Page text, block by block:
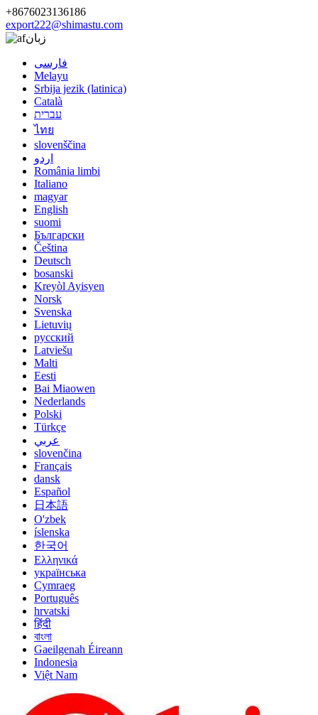
+8676023136186
export222@shimastu.com
زبان
فارسی
Melayu
Srbija jezik (latinica)
Català
עברית
ไทย
slovenščina
اردو
România limbi
Italiano
magyar
English
suomi
Български
Čeština
Deutsch
bosanski
Kreyòl Ayisyen
Norsk
Svenska
Lietuvių
русский
Latviešu
Malti
Eesti
Bai Miaowen
Nederlands
Polski
Türkçe
عربي
slovenčina
Français
dansk
Español
日本語
O'zbek
íslenska
한국어
Ελληνικά
українська
Cymraeg
Português
hrvatski
हिंदी
বাংলা
Gaeilgenah Éireann
Indonesia
Việt Nam